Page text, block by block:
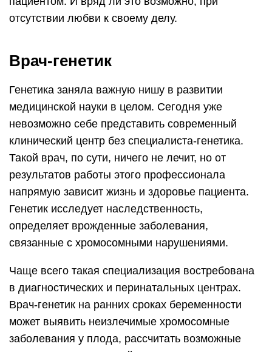
отсутствии любви к своему делу.
Врач-генетик
Генетика заняла важную нишу в развитии
медицинской науки в целом. Сегодня уже
невозможно себе представить современный
клинический центр без специалиста-генетика.
Такой врач, по сути, ничего не лечит, но от
результатов работы этого профессионала
напрямую зависит жизнь и здоровье пациента.
Генетик исследует наследственность,
определяет врожденные заболевания,
связанные с хромосомными нарушениями.
Чаще всего такая специализация востребована
в диагностических и перинатальных центрах.
Врач-генетик на ранних сроках беременности
может выявить неизлечимые хромосомные
заболевания у плода, рассчитать возможные